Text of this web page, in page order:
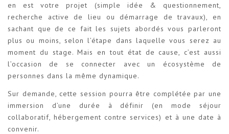
en est votre projet (simple idée & questionnement,
recherche active de lieu ou démarrage de travaux), en
sachant que de ce fait les sujets abordés vous parleront
plus ou moins, selon l’étape dans laquelle vous serez au
moment du stage. Mais en tout état de cause, c’est aussi
l’occasion de se connecter avec un écosystème de
personnes dans la même dynamique.
Sur demande, cette session pourra être complétée par une
immersion d’une durée à définir (en mode séjour
collaboratif, hébergement contre services) et à une date à
convenir.